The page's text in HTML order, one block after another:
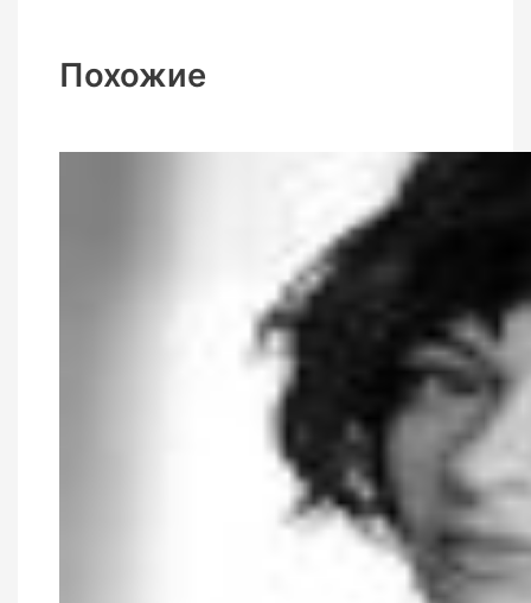
Похожие